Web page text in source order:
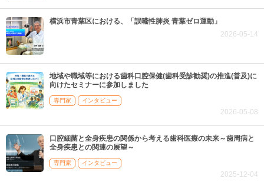
横浜市青葉区における、「誤嚥性肺炎 青葉ゼロ運動」
2026-05-14
地域や職域等における歯科口腔保健(歯科受診勧奨)の推進(普及)に
向けたセミナーに参加しました
専門家 インタビュー
2026-05-08
口腔細菌と全身疾患の関係から考える歯科医療の未来～歯周病と
全身疾患との関連の展望～
専門家 インタビュー
2025-12-04